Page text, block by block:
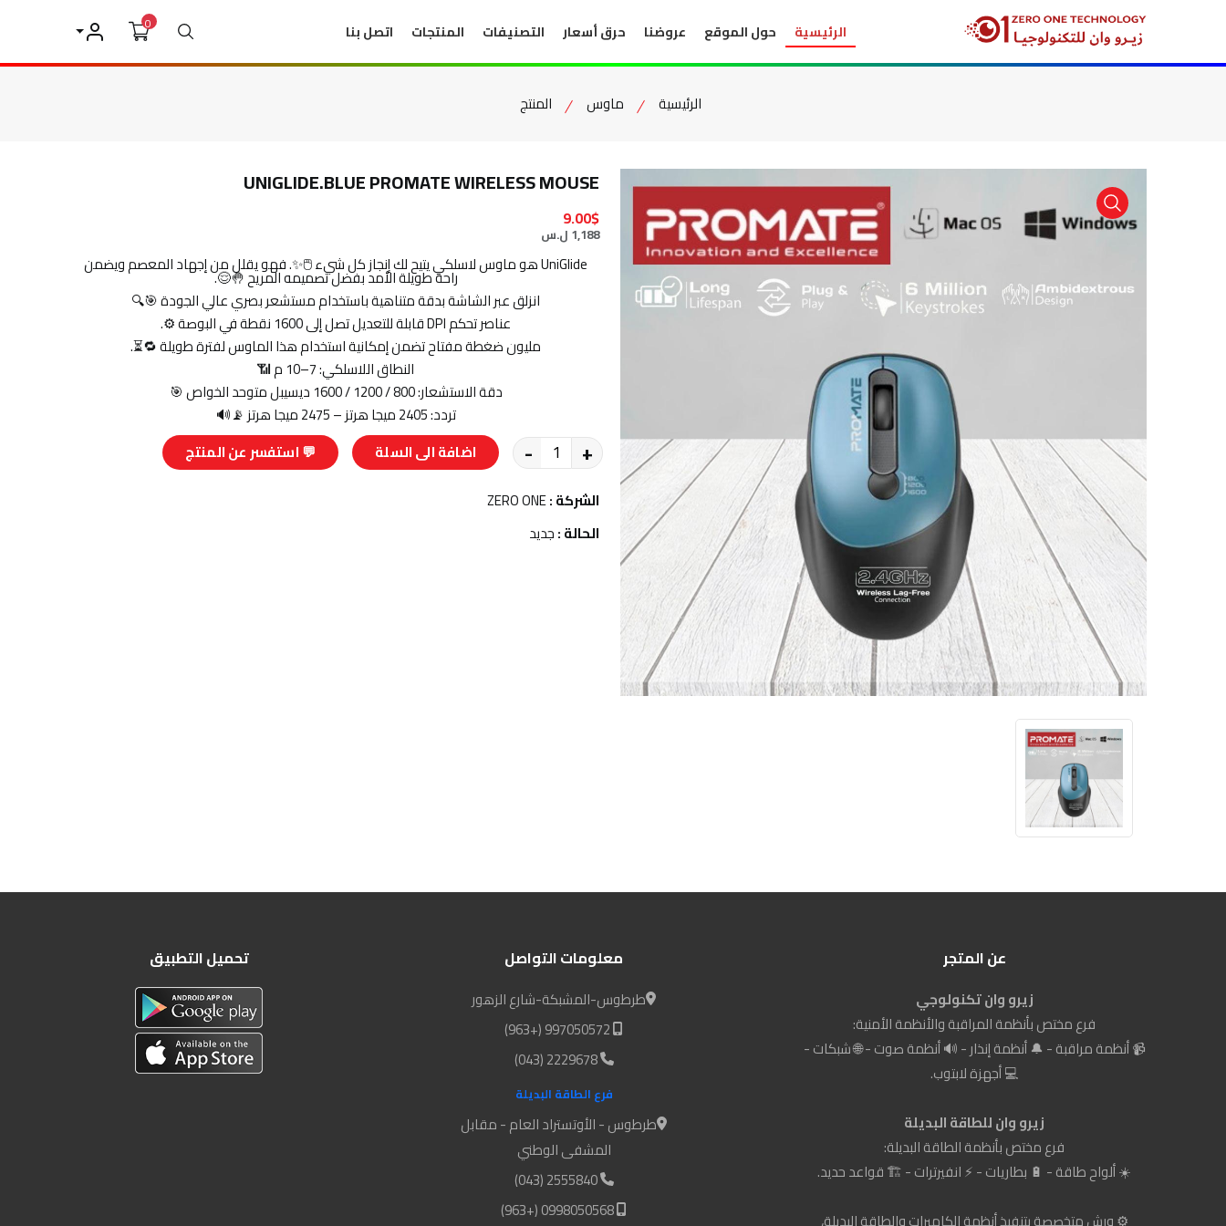
الرئيسية حول الموقع عروضنا حرق أسعار التصنيفات المنتجات اتصل بنا بحث0
حسابي
الرئيسية ماوس المنتج
item view
UNIGLIDE.BLUE PROMATE WIRELESS MOUSE
9.00$
1,188 ل.س
UniGlide هو ماوس لاسلكي يتيح لك إنجاز كل شيء 🖱️✨. فهو يقلل من إجهاد المعصم ويضمن
راحة طويلة الأمد بفضل تصميمه المريح 🤚😌.
انزلق عبر الشاشة بدقة متناهية باستخدام مستشعر بصري عالي الجودة 🎯🔍
عناصر تحكم DPI قابلة للتعديل تصل إلى 1600 نقطة في البوصة ⚙️.
مليون ضغطة مفتاح تضمن إمكانية استخدام هذا الماوس لفترة طويلة 🔁⏳.
النطاق اللاسلكي: 7–10 م 📶
دقة الاستشعار: 800 / 1200 / 1600 ديسيبل متوحد الخواص 🎯
تردد: 2405 ميجا هرتز – 2475 ميجا هرتز 📡🔊
- + اضافة الى السلة
💬 استفسر عن المنتج
الشركة :ZERO ONE
الحالة :جديد
عن المتجر
زيرو وان تكنولوجي
فرع مختص بأنظمة المراقبة والأنظمة الأمنية:
📹 أنظمة مراقبة - 🔔 أنظمة إنذار - 🔊 أنظمة صوت - 🌐 شبكات -
💻 أجهزة لابتوب.
زيرو وان للطاقة البديلة
فرع مختص بأنظمة الطاقة البديلة:
☀️ ألواح طاقة - 🔋 بطاريات - ⚡ انفيرترات - 🏗️ قواعد حديد.
⚙️ ورش متخصصة بتنفيذ أنظمة الكاميرات والطاقة البديلة،
معلومات التواصل
طرطوس-المشبكة-شارع الزهور
997050572 (+963)
2229678 (043)
فرع الطاقة البديلة
طرطوس - الأوتستراد العام - مقابل
المشفى الوطني
2555840 (043)
0998050568 (+963)
تحميل التطبيق